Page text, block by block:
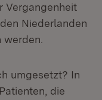
Vergangenheit
Niederlanden
umgesetzt? In
die